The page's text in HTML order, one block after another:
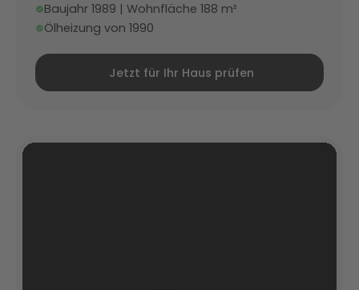
Baujahr 1989 | Wohnfläche 188 m²
Ölheizung von 1990
Jetzt für Ihr Haus prüfen